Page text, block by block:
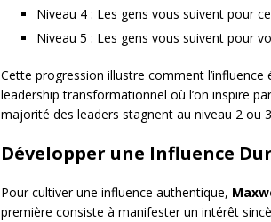
Niveau 4 : Les gens vous suivent pour
Niveau 5 : Les gens vous suivent pour
Cette progression illustre comment
leadership transformationnel où l’on inspire
majorité des leaders stagnent au niveau 2 ou
Développer une Influence
Pour cultiver une influence authentique,
première consiste à manifester un intérêt